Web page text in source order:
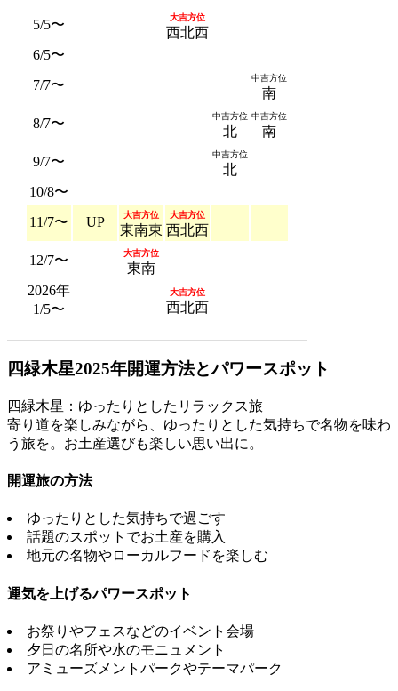
5/5〜
大吉方位
西北西
6/5〜
7/7〜
中吉方位
南
8/7〜
中吉方位
北
中吉方位
南
9/7〜
中吉方位
北
10/8〜
11/7〜
UP 大吉方位
東南東
大吉方位
西北西
12/7〜
大吉方位
東南
2026年
1/5〜
大吉方位
西北西
四緑木星2025年開運方法とパワースポット
四緑木星：ゆったりとしたリラックス旅
寄り道を楽しみながら、ゆったりとした気持ちで名物を味わ
う旅を。お土産選びも楽しい思い出に。
開運旅の方法
ゆったりとした気持ちで過ごす
話題のスポットでお土産を購入
地元の名物やローカルフードを楽しむ
運気を上げるパワースポット
お祭りやフェスなどのイベント会場
夕日の名所や水のモニュメント
アミューズメントパークやテーマパーク